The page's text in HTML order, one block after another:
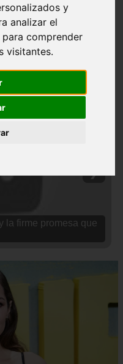
y
analizar el
comprender
visitantes.
que
y mucho mas
la firme promesa que